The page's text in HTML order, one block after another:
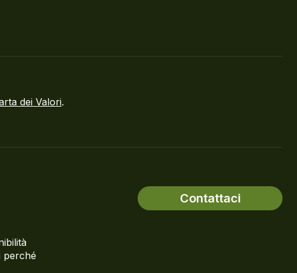
dei Valori.
perché
Contattaci